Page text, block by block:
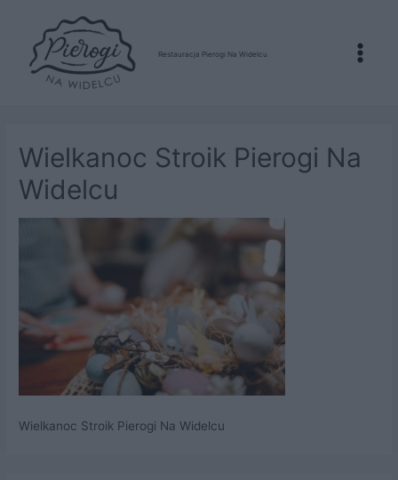
Restauracja Pierogi Na Widelcu
Main
Wielkanoc Stroik Pierogi Na
Widelcu
Wielkanoc Stroik Pierogi Na Widelcu